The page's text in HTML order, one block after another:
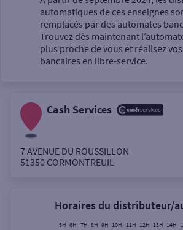
Un service
Autour de moi
Rue
automatiques de ces enseignes
remplacés par des automates
Trouvez dès maintenant
plus proche de vous et réalisez
bancaires en libre-service.
Cash Services
7 AVENUE DU ROUSSILLON
51350 CORMONTREUIL
Horaires du distributeur/
5H 6H 7H 8H 9H 10H 11H 12H 13H 14H